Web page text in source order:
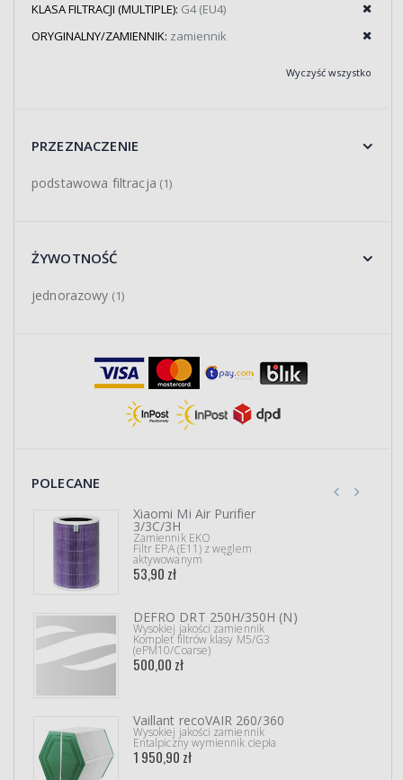
KLASA FILTRACJI (MULTIPLE): G4 (EU4)
ORYGINALNY/ZAMIENNIK: zamiennik
Wyczyść wszystko
PRZEZNACZENIE
podstawowa filtracja (1)
ŻYWOTNOŚĆ
jednorazowy (1)
POLECANE
Xiaomi Mi Air Purifier
3/3C/3H
Zamiennik EKO
Filtr EPA (E11) z węglem
aktywowanym
53,90 zł
DEFRO DRT 250H/350H (N)
Wysokiej jakości zamiennik
Komplet filtrów klasy M5/G3
(ePM10/Coarse)
500,00 zł
Vaillant recoVAIR 260/360
Wysokiej jakości zamiennik
Entalpiczny wymiennik ciepła
1 950,90 zł